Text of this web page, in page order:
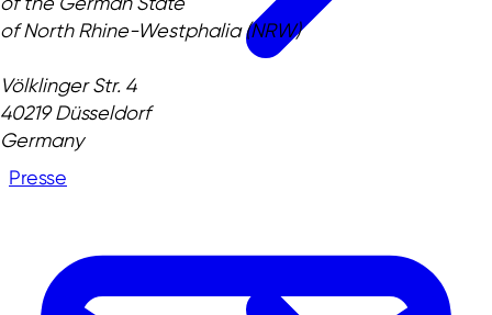
Presse
of North Rhine-Westphalia (NRW)
Völklinger Str. 4
40219 Düsseldorf
Germany